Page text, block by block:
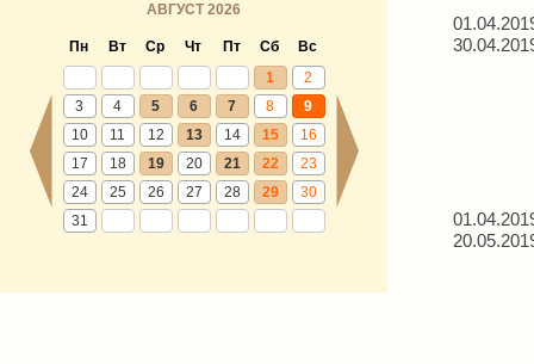
АВГУСТ 2026
Пн Вт Ср Чт Пт Сб
Вс
1
2
3
4 5 6 7 8
9
10
11 12 13 14 15
16
17
18 19 20 21 22
23
24
25 26 27 28 29
30
31